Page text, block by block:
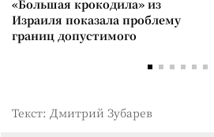
«Большая крокодила» из
Израиля показала проблему
границ допустимого
Текст: Дмитрий Зубарев